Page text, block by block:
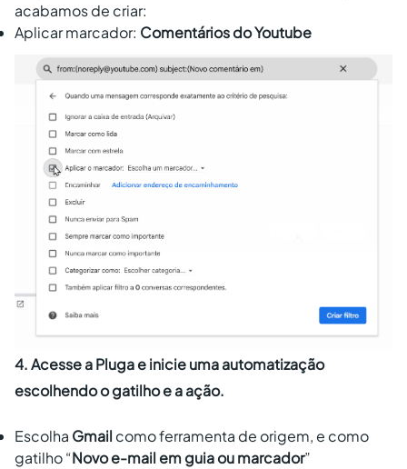
acabamos de criar:
Aplicar marcador: Comentários do Youtube
4. Acesse a Pluga e inicie uma automatização
escolhendo o gatilho e a ação.
Escolha Gmail como ferramenta de origem, e como
gatilho “Novo e-mail em guia ou marcador”